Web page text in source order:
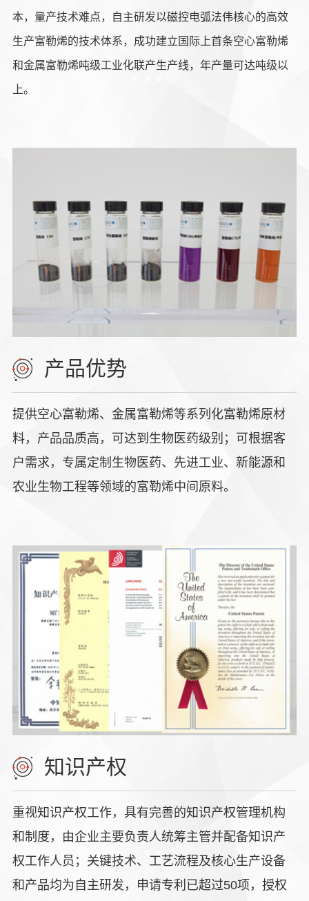
本，量产技术难点，自主研发以磁控电弧法伟核心的高效
生产富勒烯的技术体系，成功建立国际上首条空心富勒烯
和金属富勒烯吨级工业化联产生产线，年产量可达吨级以
上。
产品优势
提供空心富勒烯、金属富勒烯等系列化富勒烯原材
料，产品品质高，可达到生物医药级别；可根据客
户需求，专属定制生物医药、先进工业、新能源和
农业生物工程等领域的富勒烯中间原料。
知识产权
重视知识产权工作，具有完善的知识产权管理机构
和制度，由企业主要负责人统筹主管并配备知识产
权工作人员；关键技术、工艺流程及核心生产设备
和产品均为自主研发，申请专利已超过50项，授权